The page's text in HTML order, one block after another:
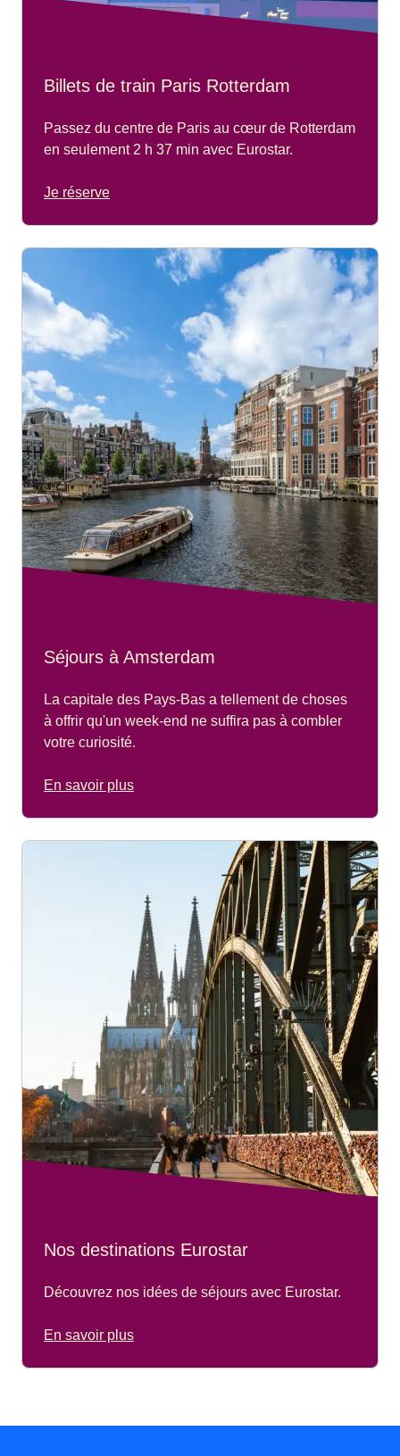
Billets de train Paris Rotterdam
Passez du centre de Paris au cœur de Rotterdam
en seulement 2 h 37 min avec Eurostar.
Je réserve
Séjours à Amsterdam
La capitale des Pays-Bas a tellement de choses
à offrir qu'un week-end ne suffira pas à combler
votre curiosité.
En savoir plus
Nos destinations Eurostar
Découvrez nos idées de séjours avec Eurostar.
En savoir plus